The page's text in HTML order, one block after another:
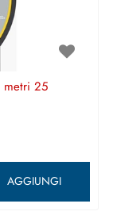
metri 25
AGGIUNGI